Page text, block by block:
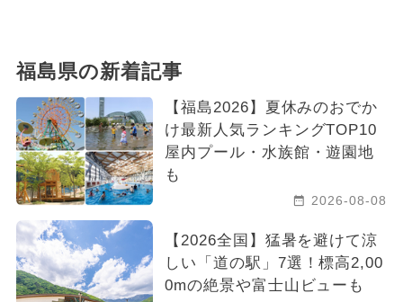
福島県の新着記事
【福島2026】夏休みのおでか
け最新人気ランキングTOP10
屋内プール・水族館・遊園地
も
2026-08-08
【2026全国】猛暑を避けて涼
しい「道の駅」7選！標高2,00
0mの絶景や富士山ビューも